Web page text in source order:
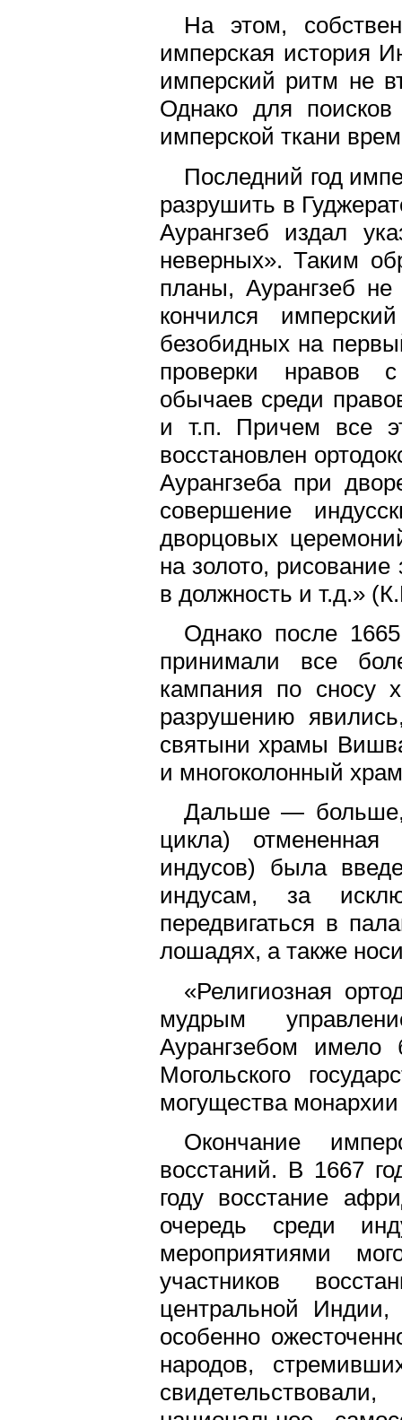
На этом,
имперская история
имперский ритм не
Однако для
имперской ткани
Последний год
разрушить в
Аурангзеб издал
неверных». Таким
планы, Аурангзеб
кончился
безобидных на
проверки нравов
обычаев среди
и т.п. Причем все
восстановлен
Аурангзеба при
совершение
дворцовых
на золото,
в должность и т.д.»
Однако после
принимали все
кампания по сносу
разрушению
святыни храмы
и многоколонный
Дальше — больше,
цикла)
индусов) была
индусам, за
передвигаться в
лошадях, а также
«Религиозная
мудрым
Аурангзебом имело
Могольского
могущества
Окончание
восстаний. В 1667
году восстание
очередь среди
мероприятиями
участников
центральной
особенно
народов,